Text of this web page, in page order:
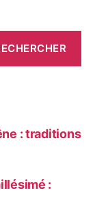
: traditions
: